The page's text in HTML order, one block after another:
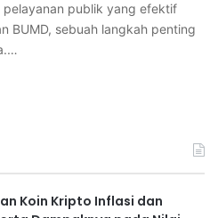
publik yang efektif
BUMD, sebuah langkah penting
Koin Kripto Inflasi dan